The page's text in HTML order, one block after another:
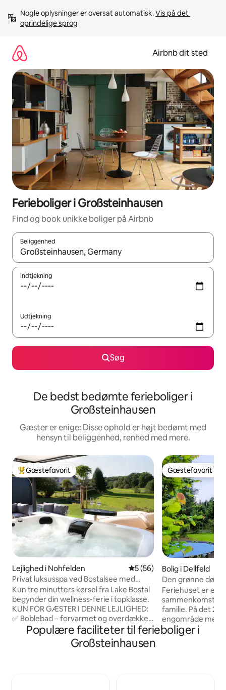
videre
Nogle oplysninger er oversat automatisk. Vis på det
oprindelige sprog
Airbnb dit sted
Ferieboliger i Großsteinhausen
Find og book unikke boliger på Airbnb
Beliggenhed
Når resultaterne er tilgængelige, skal du navigere med
Indtjekning
Udtjekning
Søg
De bedst bedømte ferieboliger i
Großsteinhausen
Gæster er enige: Disse ophold er højt bedømt med
hensyn til beliggenhed, renhed med mere.
Bedste gæstefavorit
Gæstefavorit
Lejlighed i Nohfelden 5 ud af 5 i gennemsnitlig
5 (56)
Privat luksusspa ved Bostalsee med
sauna og boblebad
Kun tre minutters kørsel fra Lake Bostal
begynder din wellness-ferie i topklasse.
KUN FOR GÆSTER I DENNE LEJLIGHED:
✅ Boblebad – forvarmet og overdækket
✅ Udendørs sauna med
panoramavindue ✅ Indendørs sauna
med saunaovn og infrarøde radiatorer ✅
Gæstefavorit
Gæstefavorit
Bolig i Dellfeld
Den grønne dør
Feriehuset er et
sammenkomster
familie. På det
engområde med
børn og
efter hjertets
Populære faciliteter til ferieboliger i
Großsteinhausen